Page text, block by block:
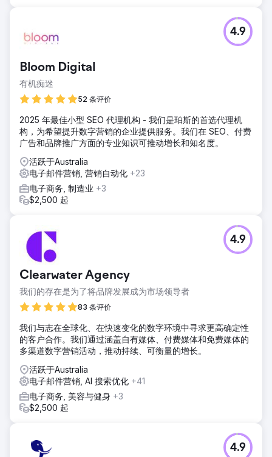
Bloom Digital
有机痴迷
52 条评价
4.9
2025 年最佳小型 SEO 代理机构 - 我们是珀斯的首选代理机
构，为希望提升数字营销的企业提供服务。我们在 SEO、付费
广告和品牌推广方面的专业知识可推动增长和知名度。
活跃于Australia
电子邮件营销, 营销自动化 +23
电子商务, 制造业 +3
$2,500 起
Clearwater Agency
我们的存在是为了将品牌发展成为市场领导者
83 条评价
4.9
我们与志在全球化、在快速变化的数字环境中寻求更高确定性
的客户合作。我们通过涵盖自有媒体、付费媒体和免费媒体的
多渠道数字营销活动，推动持续、可衡量的增长。
活跃于Australia
电子邮件营销, AI 搜索优化 +41
电子商务, 美容与健身 +3
$2,500 起
4.9